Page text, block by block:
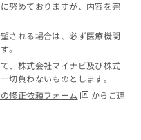
努めておりますが、内容を完
される場合は、必ず医療機関
。
、株式会社マイナビ及び株式
切負わないものとします。
修正依頼フォーム
からご連